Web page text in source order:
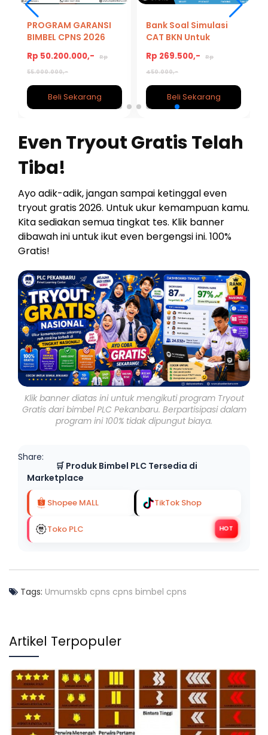
PROGRAM GARANSI
BIMBEL CPNS 2026
Rp 50.200.000,-
Rp
55.000.000,-
Beli Sekarang
Bank Soal Simulasi
CAT BKN Untuk
Kedinasan, CPNS,
PPPK 2026/2027
Rp 269.500,-
Rp
450.000,-
Beli Sekarang
Even Tryout Gratis Telah
Tiba!
Ayo adik-adik, jangan sampai ketinggal even
tryout gratis 2026. Untuk ukur kemampuan kamu.
Kita sediakan semua tingkat tes. Klik banner
dibawah ini untuk ikut even bergengsi ini. 100%
Gratis!
Klik banner diatas ini untuk mengikuti program Tryout
Gratis dari bimbel PLC Pekanbaru. Berpartisipasi dalam
program ini 100% tidak dipungut biaya.
Share:
🛒 Produk Bimbel PLC Tersedia di
Marketplace
Shopee MALL TikTok Shop
HOT
Toko PLC
Tags: Umumskb cpns cpns bimbel cpns
Artikel Terpopuler